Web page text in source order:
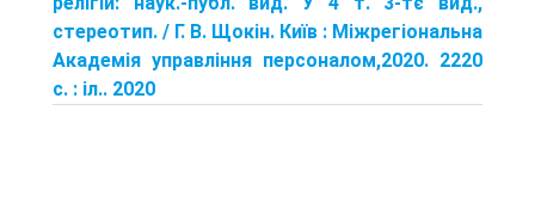
стереотип. / Г. В. Щокін. Київ : Міжрегіональна
Академія управління персоналом,2020. 2220
с. : іл.. 2020